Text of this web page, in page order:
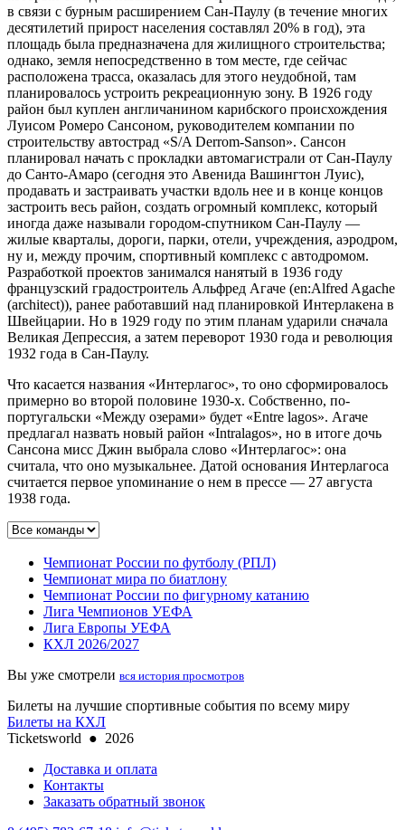
в связи с бурным расширением Сан-Паулу (в течение многих
десятилетий прирост населения составлял 20% в год), эта
площадь была предназначена для жилищного строительства;
однако, земля непосредственно в том месте, где сейчас
расположена трасса, оказалась для этого неудобной, там
планировалось устроить рекреационную зону. В 1926 году
район был куплен англичанином карибского происхождения
Луисом Ромеро Сансоном, руководителем компании по
строительству автострад «S/A Derrom-Sanson». Сансон
планировал начать с прокладки автомагистрали от Сан-Паулу
до Санто-Амаро (сегодня это Авенида Вашингтон Луис),
продавать и застраивать участки вдоль нее и в конце концов
застроить весь район, создать огромный комплекс, который
иногда даже называли городом-спутником Сан-Паулу —
жилые кварталы, дороги, парки, отели, учреждения, аэродром,
ну и, между прочим, спортивный комплекс с автодромом.
Разработкой проектов занимался нанятый в 1936 году
французский градостроитель Альфред Агаче (en:Alfred Agache
(architect)), ранее работавший над планировкой Интерлакена в
Швейцарии. Но в 1929 году по этим планам ударили сначала
Великая Депрессия, а затем переворот 1930 года и революция
1932 года в Сан-Паулу.
Что касается названия «Интерлагос», то оно сформировалось
примерно во второй половине 1930-х. Собственно, по-
португальски «Между озерами» будет «Entre lagos». Агаче
предлагал назвать новый район «Intralagos», но в итоге дочь
Сансона мисс Джин выбрала слово «Интерлагос»: она
считала, что оно музыкальнее. Датой основания Интерлагоса
считается первое упоминание о нем в прессе — 27 августа
1938 года.
Чемпионат России по футболу (РПЛ)
Чемпионат мира по биатлону
Чемпионат России по фигурному катанию
Лига Чемпионов УЕФА
Лига Европы УЕФА
КХЛ 2026/2027
Вы уже смотрели вся история просмотров
Билеты на лучшие спортивные события по всему миру
Билеты на КХЛ
Ticketsworld ● 2026
Доставка и оплата
Контакты
Заказать обратный звонок